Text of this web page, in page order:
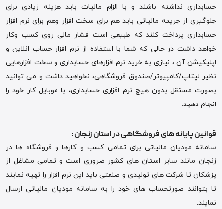
حسابداری نداشته باشند و با الزام مالیات باید هزینه زیادی برای
جلوگیری از جریمه مالیاتی باید هم برای سخت افزار وهم برای نرم افزار
حسابداری پرداخت کنند که طبیعی است فشار مالی روی کسب وکار
خواهد داشت در حالی که شما با استفاده از نرم افزار حساب انلاین و
اپلیکیشن آن ، نیازی به خرید نرم افزارهای حسابداری و سخت افزارهایی
نظیر لپتاپ/کامپیوتر/صندوق فروشگاهی، نخواهید داشت و می توانید
بصورت مستقل بدون هیچ نرم افزاری حسابداری، با موبایل کار خود را
انجام دهید.
قوانین پایانه های فروشگاهی در استان زنجان :
سامانه مودیان مالیاتی برای تمامی کسب و کارها و فروشگاه ها در
زنجان مانند سایر استان های کشور ضروری است و تمامی مشاغل از
پزشکان تا شرکت های تولیدی و صنعتی باید این نرم افزار را تهیه نمایند
تا بتوانند صورتحساب های خود را به سامانه مودیان مالیاتی ارسال
نمایند.